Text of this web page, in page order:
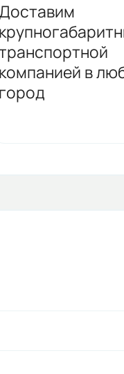
компанией в
город